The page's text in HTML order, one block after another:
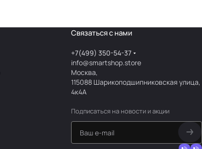
Связаться с нами
+7(499) 350-54-37
info@smartshop.store
Москва,
115088 Шарикоподшипниковская улица,
4к4А
Подписаться на новости и акции